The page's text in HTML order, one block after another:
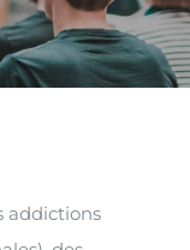
addictions